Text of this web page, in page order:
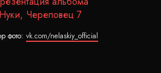
фото: vk.com/nelaskiy_official